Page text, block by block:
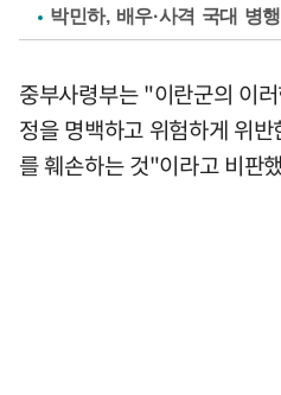
박민하, 배우·사격 국대 병
중부사령부는 "이란군의 이
정을 명백하고 위험하게 위
를 훼손하는 것"이라고 비판